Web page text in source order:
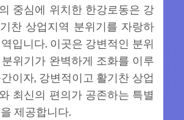
중심에 위치한 한강로동은 강
찬 상업지역 분위기를 자랑하
입니다. 이곳은 강변적인 분위
위기가 완벽하게 조화를 이루
이자, 강변적이고 활기찬 상업
최신의 편의가 공존하는 특별
제공합니다.